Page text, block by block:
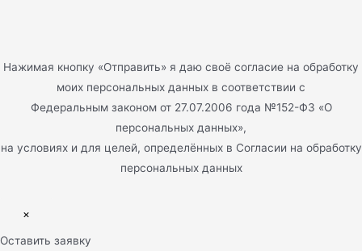
Нажимая кнопку «Отправить» я даю своё согласие на обработку
моих персональных данных в соответствии с
Федеральным законом от 27.07.2006 года №152-ФЗ «О
персональных данных»,
на условиях и для целей, определённых в Согласии на обработку
персональных данных
×
Оставить заявку